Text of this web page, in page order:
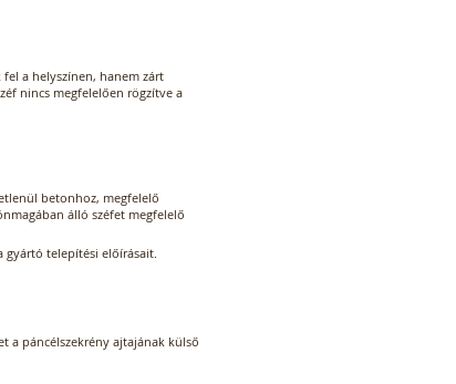
a helyszínen, hanem zárt
nincs megfelelően rögzítve a
betonhoz, megfelelő
álló széfet megfelelő
gyártó telepítési előírásait.
a páncélszekrény ajtajának külső